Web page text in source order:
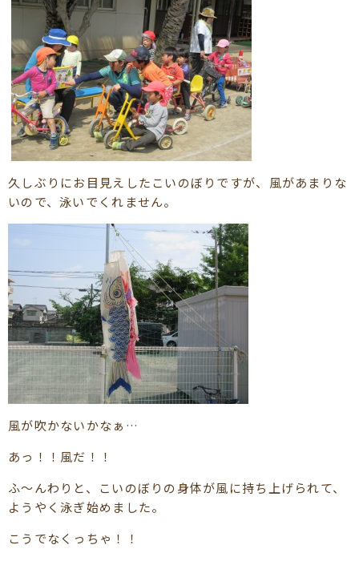
久しぶりにお目見えしたこいのぼりですが、風があまりな
いので、泳いでくれません。
風が吹かないかなぁ…
あっ！！風だ！！
ふ～んわりと、こいのぼりの身体が風に持ち上げられて、
ようやく泳ぎ始めました。
こうでなくっちゃ！！